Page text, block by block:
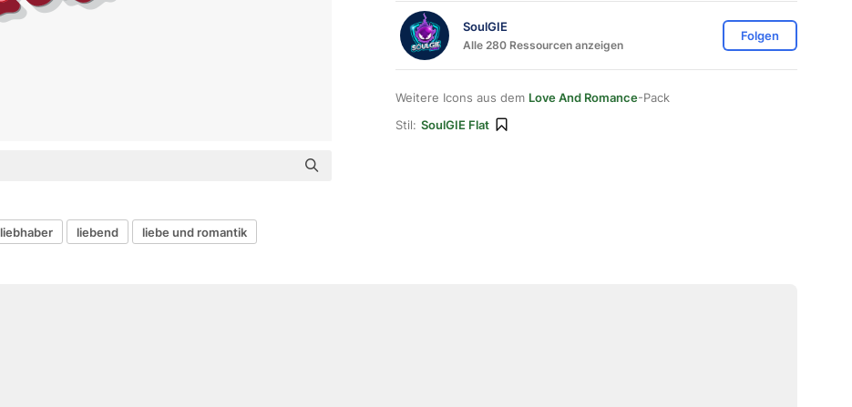
SoulGIE
Alle 280 Ressourcen anzeigen
Folgen
Weitere Icons aus dem Love And Romance-Pack
Stil: SoulGIE Flat
liebhaber liebend liebe und romantik